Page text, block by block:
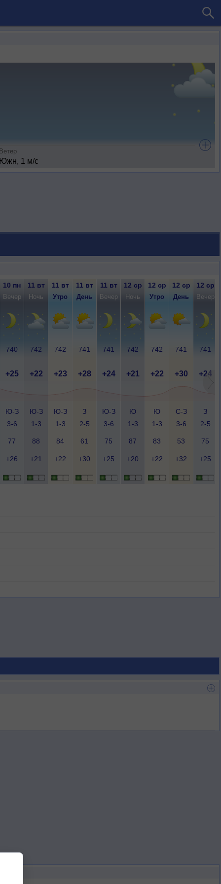
Ветер
Южн, 1 м/с
10 пн 11 вт 11 вт 11 вт 11 вт 12 ср 12 ср 12 ср 12 ср
Вечер Ночь Утро День Вечер Ночь Утро День Вечер
740 742 742 741 741 742 742 741 741
+25 +22 +23 +28 +24 +21 +22 +30 +24
Ю-З
3-6
Ю-З
1-3
Ю-З
1-3
З
2-5
Ю-З
3-6
Ю
1-3
Ю
1-3
С-З
3-6
З
2-5
77 88 84 61 75 87 83 53 75
+26 +21 +22 +30 +25 +20 +22 +32 +25